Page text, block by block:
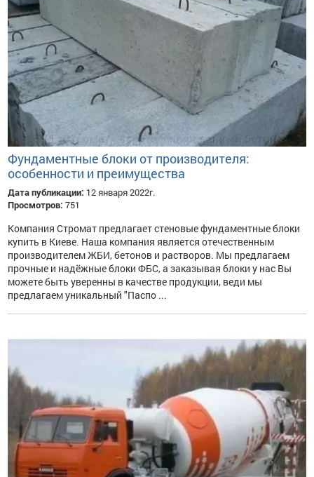
Фундаментные блоки от производителя:
особенности и преимущества
Дата публикации: 12 января 2022г.
Просмотров: 751
Компания Стромат предлагает стеновые фундаментные блоки
купить в Киеве. Наша компания является отечественным
производителем ЖБИ, бетонов и растворов. Мы предлагаем
прочные и надёжные блоки ФБС, а заказывая блоки у нас Вы
можете быть уверенны в качестве продукции, веди мы
предлагаем уникальный "Паспо ...